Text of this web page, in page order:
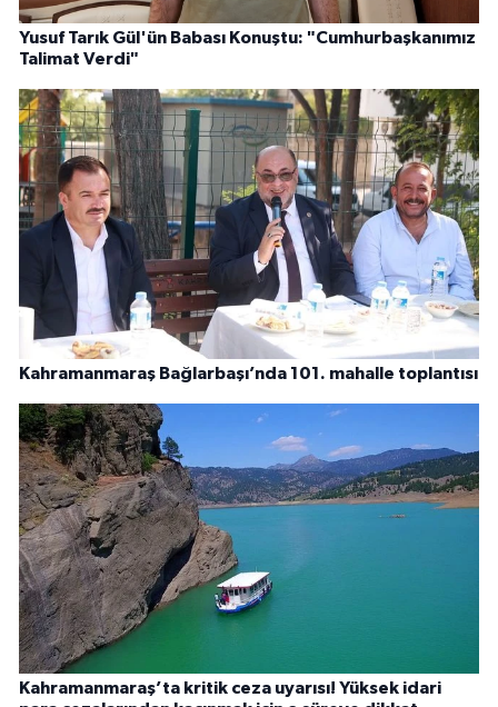
Yusuf Tarık Gül'ün Babası Konuştu: "Cumhurbaşkanımız
Talimat Verdi"
Kahramanmaraş Bağlarbaşı’nda 101. mahalle toplantısı
Kahramanmaraş’ta kritik ceza uyarısı! Yüksek idari